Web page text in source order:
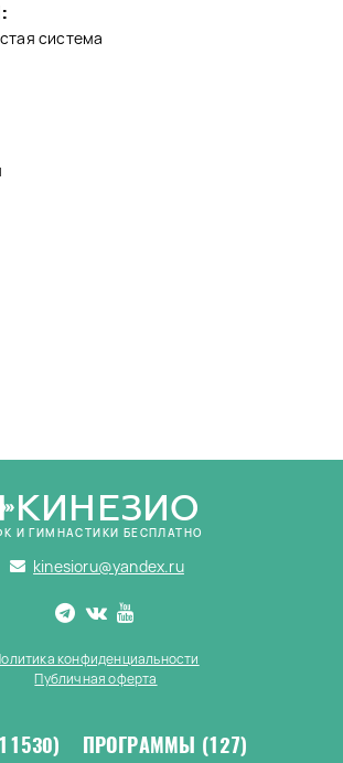
система
КИНЕЗИО
И ГИМНАСТИКИ БЕСПЛАТНО
kinesioru@yandex.ru
конфиденциальности
Публичная оферта
ПРОГРАММЫ (127)